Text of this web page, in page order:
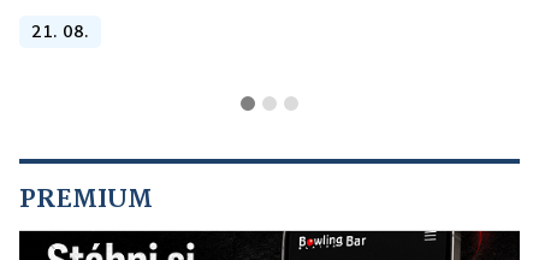
21. 08.
PREMIUM